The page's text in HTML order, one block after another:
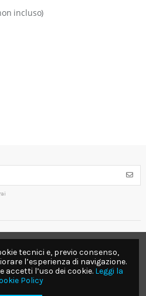
incluso)
tecnici e, previo consenso,
l’esperienza di navigazione.
accetti l’uso dei cookie. Leggi la
Policy